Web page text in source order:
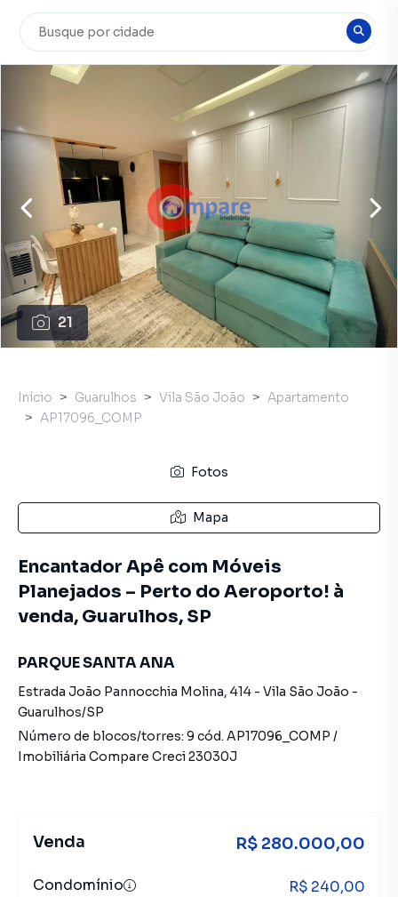
21
Início Guarulhos Vila São João
Apartamento
AP17096_COMP
Fotos
Mapa
Encantador Apê com Móveis
Planejados – Perto do Aeroporto! à
venda, Guarulhos, SP
PARQUE SANTA ANA
Estrada João Pannocchia Molina, 414 - Vila São João -
Guarulhos/SP
Número de blocos/torres: 9 cód. AP17096_COMP /
Imobiliária Compare Creci23030J
Venda R$ 280.000,00
Condomínio
R$ 240,00